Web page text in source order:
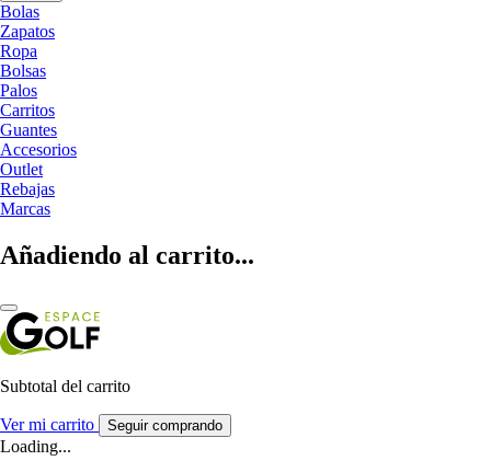
Bolas
Zapatos
Ropa
Bolsas
Palos
Carritos
Guantes
Accesorios
Outlet
Rebajas
Marcas
Añadiendo al carrito...
Subtotal del carrito
Ver mi carrito Seguir comprando
Loading...